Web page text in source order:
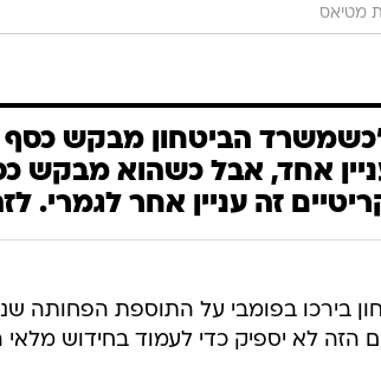
מטיאס
הביטחון מבקש כסף
אחד, אבל כשהוא מבקש
זה עניין אחר לגמרי.
בירכו בפומבי על התוספת הפחותה
הזה לא יספיק כדי לעמוד בחידוש